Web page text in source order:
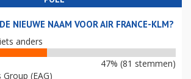
NIEUWE NAAM VOOR AIR FRANCE-KLM?
anders
47% (81 stemmen)
(EAG)